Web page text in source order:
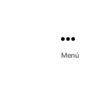
Menú